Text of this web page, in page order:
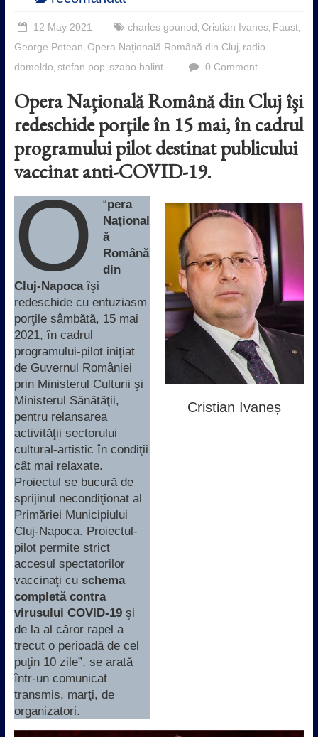
12 May 2021 charles gounod Cristian Ivanes, Faust,
George Petean Opera Naţională Română din Cluj radio
domeldo stefan pop szabo balint 0 Comment
Opera Naţională Română din Cluj îşi
redeschide porţile în 15 mai, în cadrul
programului pilot destinat publicului
vaccinat anti-COVID-19.
Cristian Ivaneș
“
O
pera
Naţional
ă
Română
din
Cluj-Napocaîşi
redeschide cu entuziasm
porţile sâmbătă, 15 mai
2021, în cadrul
programului-pilot iniţiat
de Guvernul României
prin Ministerul Culturii şi
Ministerul Sănătăţii,
pentru relansarea
activităţii sectorului
cultural-artistic în condiţii
cât mai relaxate.
Proiectul se bucură de
sprijinul necondiţionat al
Primăriei Municipiului
Cluj-Napoca. Proiectul-
pilot permite strict
accesul spectatorilor
vaccinaţi cu schema
completă contra
virusului COVID-19şi
de la al căror rapel a
trecut o perioadă de cel
puţin 10 zile”, se arată
într-un comunicat
transmis, marţi, de
organizatori.